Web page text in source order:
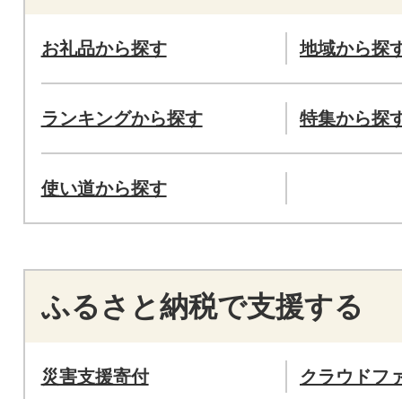
お礼品から探す 地域から探
ランキングから探す 特集から探
使い道から探す
ふるさと納税で支援する
災害支援寄付 クラウドフ